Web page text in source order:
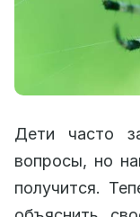
Дети часто
вопросы, но
получится.